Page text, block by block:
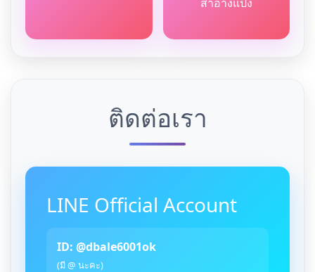
ติดต่อเรา
LINE Official Account
ID: @dbale6001ok
(มี @ นะคะ)